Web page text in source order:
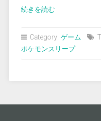
続きを読む“Pokémon
開
で
Category: ゲーム
ポケモンスリープ